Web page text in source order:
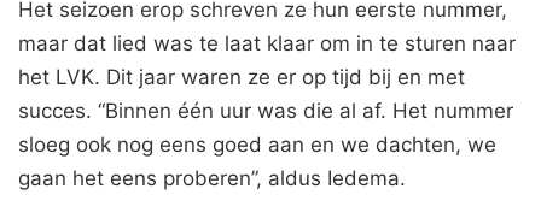
Het seizoen erop schreven ze hun eerste nummer,
maar dat lied was te laat klaar om in te sturen naar
het LVK. Dit jaar waren ze er op tijd bij en met
succes. “Binnen één uur was die al af. Het nummer
sloeg ook nog eens goed aan en we dachten, we
gaan het eens proberen”, aldus Iedema.